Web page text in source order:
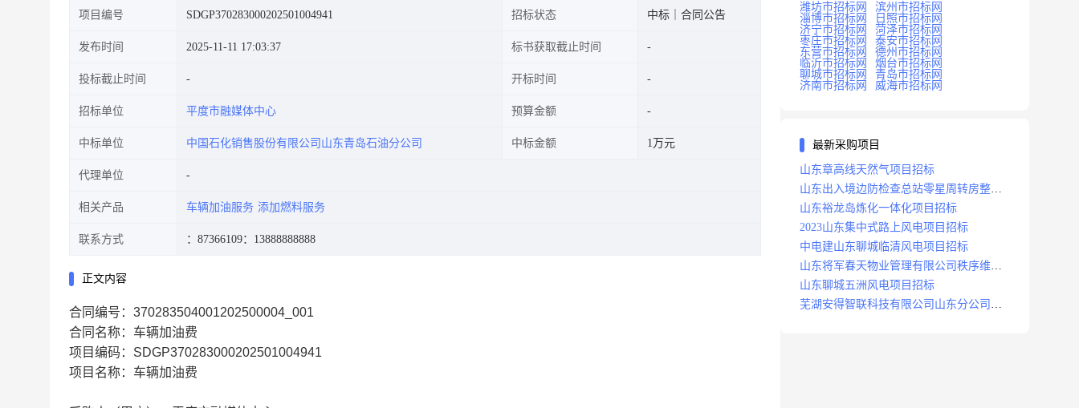
项目编号 SDGP370283000202501004941 招标状态 中标｜合同公告
发布时间 2025-11-11 17:03:37 标书获取截止时间
投标截止时间 开标时间
招标单位 平度市融媒体中心 预算金额
中标单位 中国石化销售股份有限公司山东青岛石油分公司 中标金额 1万元
代理单位
相关产品 车辆加油服务 添加燃料服务
联系方式 ：87366109：13888888888
正文内容
合同编号：370283504001202500004_001
合同名称：车辆加油费
项目编码：SDGP370283000202501004941
项目名称：车辆加油费
潍坊市招标网
滨州市招标网
淄博市招标网
日照市招标网
济宁市招标网
菏泽市招标网
枣庄市招标网
泰安市招标网
东营市招标网
德州市招标网
临沂市招标网
烟台市招标网
聊城市招标网
青岛市招标网
济南市招标网
威海市招标网
最新采购项目
山东章高线天然气项目招标
山东出入境边防检查总站零星周转房整修
项目招标中标
山东裕龙岛炼化一体化项目招标
2023山东集中式路上风电项目招标
中电建山东聊城临清风电项目招标
山东将军春天物业管理有限公司秩序维护
服务项目招标公告
山东聊城五洲风电项目招标
芜湖安得智联科技有限公司山东分公司济